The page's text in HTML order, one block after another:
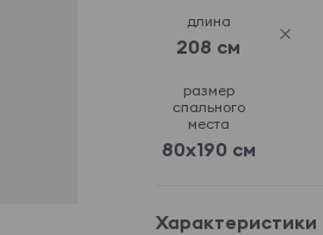
длина
208 см
размер
спального
места
80x190 см
Характеристики